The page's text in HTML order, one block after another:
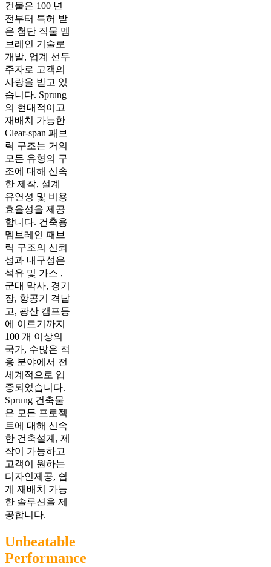
건물은 100 년
전부터 특허 받
은 첨단 직물 멤
브레인 기술로
개발, 업계 선두
주자로 고객의
사랑을 받고 있
습니다. Sprung
의 현대적이고
재배치 가능한
Clear-span 패브
릭 구조는 거의
모든 유형의 구
조에 대해 신속
한 제작, 설계
유연성 및 비용
효율성을 제공
합니다. 건축용
멤브레인 패브
릭 구조의 신뢰
성과 내구성은
석유 및 가스 ,
군대 막사, 경기
장, 항공기 격납
고, 광산 캠프등
에 이르기까지
100 개 이상의
국가, 수많은 적
용 분야에서 전
세계적으로 입
증되었습니다.
Sprung 건축물
은 모든 프로젝
트에 대해 신속
한 건축설계, 제
작이 가능하고
고객이 원하는
디자인제공, 쉽
게 재배치 가능
한 솔루션을 제
공합니다.
Unbeatable
Performance